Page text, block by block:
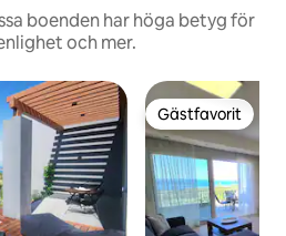
boenden har höga betyg för
och mer.
Gästfavorit
Gästfavorit